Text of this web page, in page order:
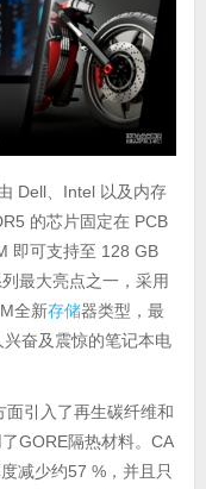
Dell、Intel 以及内存
的芯片固定在 PCB
即可支持至 128 GB
最大亮点之一，采用
全新存储器类型，最
奋及震惊的笔记本电
引入了再生碳纤维和
GORE隔热材料。CA
减少约57 %，并且只